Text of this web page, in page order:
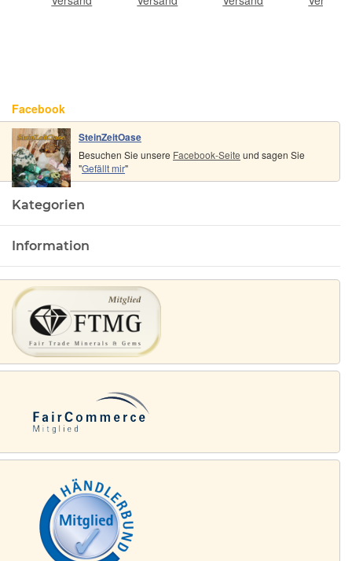
Facebook
SteinZeitOase
Besuchen Sie unsere Facebook-Seite und sagen Sie
"Gefällt mir"
Kategorien
Information